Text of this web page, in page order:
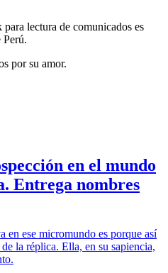
lectura de comunicados es
Perú.
por su amor.
en el mundo
Entrega nombres
en ese micromundo es porque así
la réplica. Ella, en su sapiencia,